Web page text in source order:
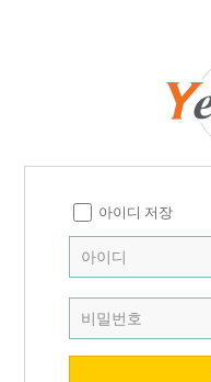
아이디 저장